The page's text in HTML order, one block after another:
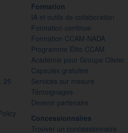
25
Formation
IA et outils de collaboration
Formation continue
Formation CCAM-NADA
Programme Élite CCAM
Académie pour Groupe Olivier
Capsules gratuites
Services sur mesure
Témoignages
Devenir partenaire
Concessionnaires
Trouver un concessionnaire